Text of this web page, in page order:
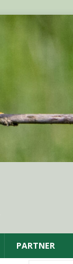
PARTNER